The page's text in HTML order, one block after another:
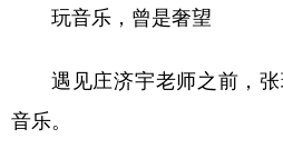
玩音乐，曾是奢望
遇见庄济宇老师之前，
音乐。